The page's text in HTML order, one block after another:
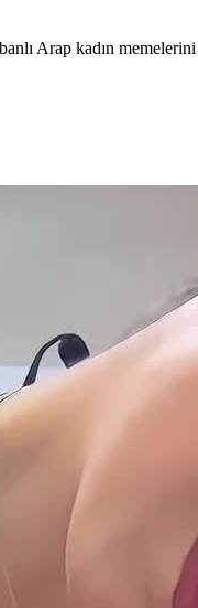
Arap kadın